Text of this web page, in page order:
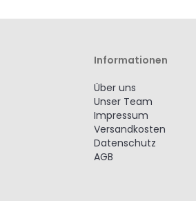
Informationen
Über uns
Unser Team
Impressum
Versandkosten
Datenschutz
AGB